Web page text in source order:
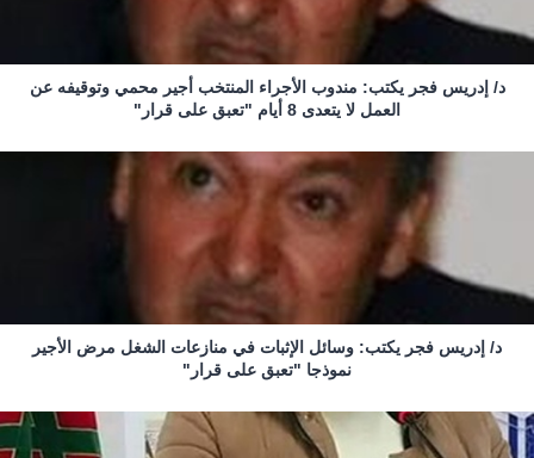
د/ إدريس فجر يكتب: مندوب الأجراء المنتخب أجير محمي وتوقيفه عن
العمل لا يتعدى 8 أيام "تعبق على قرار"
د/ إدريس فجر يكتب: وسائل الإثبات في منازعات الشغل مرض الأجير
نموذجا "تعبق على قرار"